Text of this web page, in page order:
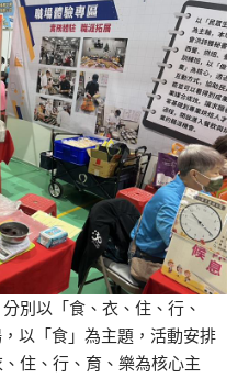
別以「食、衣、住、行、
以「食」為主題，活動安排
住、行、育、樂為核心主